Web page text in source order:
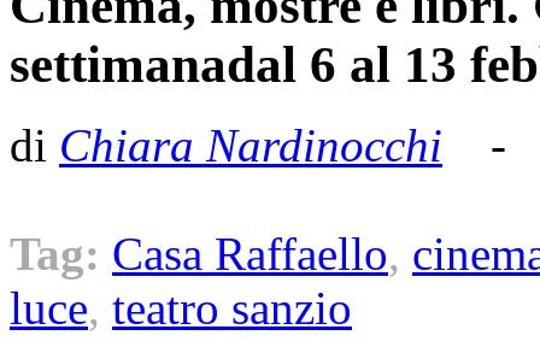
settimanadal 6 al 13
di Chiara Nardinocchi -
Tag: Casa Raffaello,
luce, teatro sanzio